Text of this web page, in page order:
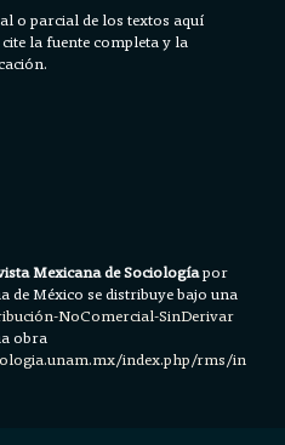
o parcial de los textos aquí
la fuente completa y la
Mexicana de Sociologíapor
México se distribuye bajo una
NoComercial-SinDerivar
obra
index.php/rms/in